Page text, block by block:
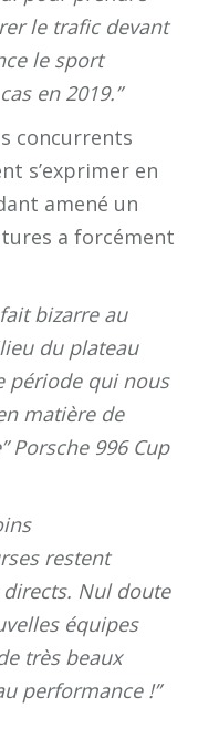
le trafic devant
le sport
en 2019.”
concurrents
s’exprimer en
amené un
a forcément
bizarre au
du plateau
période qui nous
matière de
Porsche 996 Cup
restent
Nul doute
équipes
très beaux
performance !”